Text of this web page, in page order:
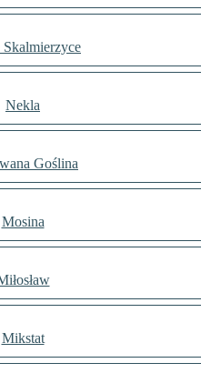
Nekla
Goślina
Mosina
Mikstat